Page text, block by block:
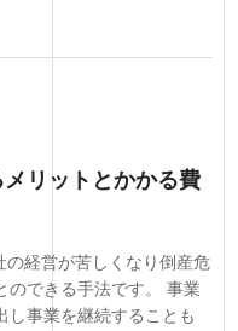
リットとかかる費
経営が苦しくなり倒産危
のできる手法です。 事業
し事業を継続することも